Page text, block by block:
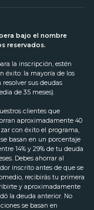
bajo el nombre
reservados.
la inscripción, estén
éxito: la mayoría de los
sus deudas
de 35 meses).
clientes que
aproximadamente 40
con éxito el programa,
basan en un porcentaje
14% y 29% de tu deuda
Debes ahorrar al
inscrito antes de que se
recibirás tu primera
y aproximadamente
la deuda anterior. No
se basan en